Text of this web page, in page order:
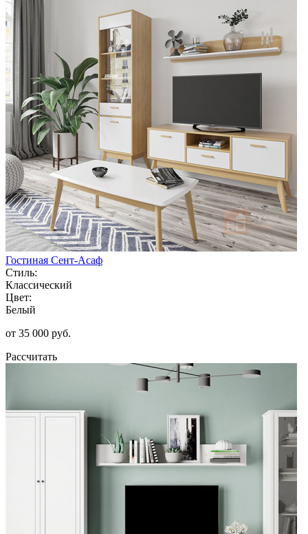
Гостиная Сент-Асаф
Стиль:
Классический
Цвет:
Белый
от 35 000 руб.
Рассчитать